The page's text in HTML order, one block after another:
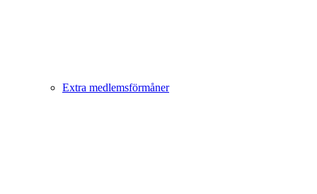
Extra medlemsförmåner